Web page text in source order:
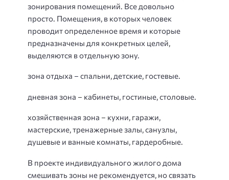
зонирования помещений. Все довольно
просто. Помещения, в которых человек
проводит определенное время и которые
предназначены для конкретных целей,
выделяются в отдельную зону.
зона отдыха – спальни, детские, гостевые.
дневная зона – кабинеты, гостиные, столовые.
хозяйственная зона – кухни, гаражи,
мастерские, тренажерные залы, санузлы,
душевые и ванные комнаты, гардеробные.
В проекте индивидуального жилого дома
смешивать зоны не рекомендуется, но связать